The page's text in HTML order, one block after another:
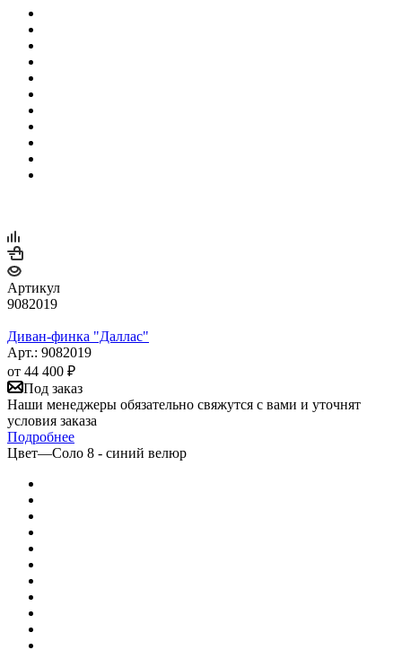
Артикул
9082019
Диван-финка "Даллас"
Арт.: 9082019
от 44 400 ₽
Под заказ
Наши менеджеры обязательно свяжутся с вами и уточнят
условия заказа
Подробнее
Цвет—Соло 8 - синий велюр